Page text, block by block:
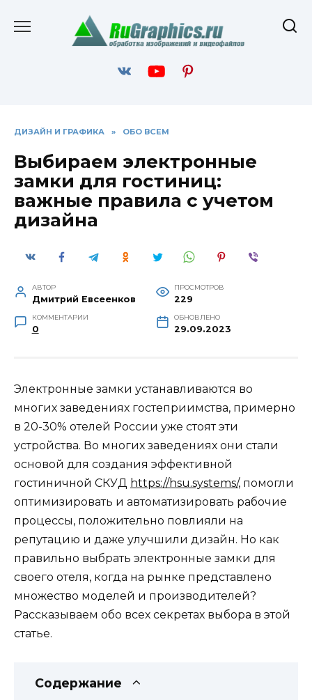
содержанию
ДИЗАЙН И ГРАФИКА » ОБО ВСЕМ
Выбираем электронные
замки для гостиниц:
важные правила с учетом
дизайна
АВТОР
Дмитрий Евсеенков
ПРОСМОТРОВ
229
КОММЕНТАРИИ
0
ОБНОВЛЕНО
29.09.2023
Электронные замки устанавливаются во
многих заведениях гостеприимства, примерно
в 20-30% отелей России уже стоят эти
устройства. Во многих заведениях они стали
основой для создания эффективной
гостиничной СКУД https://hsu.systems/, помогли
оптимизировать и автоматизировать рабочие
процессы, положительно повлияли на
репутацию и даже улучшили дизайн. Но как
правильно выбрать электронные замки для
своего отеля, когда на рынке представлено
множество моделей и производителей?
Рассказываем обо всех секретах выбора в этой
статье.
Содержание